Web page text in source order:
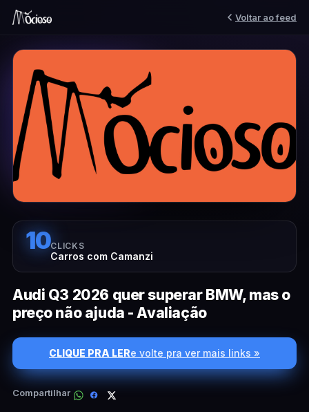
Voltar ao feed
10CLICKS
Carros com Camanzi
Audi Q3 2026 quer superar BMW, mas o
preço não ajuda - Avaliação
CLIQUE PRA LERe volte pra ver mais links »
Compartilhar